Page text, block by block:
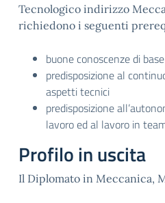
Tecnologico indirizzo
richiedono i seguenti
buone conoscenze di
predisposizione al
aspetti tecnici
predisposizione
lavoro ed al lavoro in
Profilo in uscita
Il Diplomato in Meccanica,